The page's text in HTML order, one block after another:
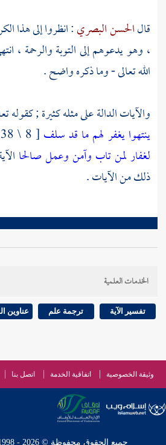
قالالحسن البصري: انظروا إلى هذا
، وهو يدعوهم إلى التوبة والرحمة ،
الله تعالى - وما ذكره واضح .
والآيات الدالة على مثله كثيرة ; كقوله
ينتهوا يغفر لهم ما قد سلف [ 8 \ 38 ] ، وقوله تعالى :
لغفار لمن تاب وآمن وعمل صالحا
ذلك من الآيات .
الخدمات العلمية
تفسير الآية ترجمة علم عناوين
وثيقة الخصوصية اتفاقية الخدمة اتصل بنا
جميع الحقوق محفوظة © 2026 - 1998 لشبكة إسلام ويب